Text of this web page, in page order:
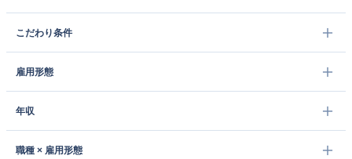
こだわり条件
雇用形態
年収
職種 × 雇用形態